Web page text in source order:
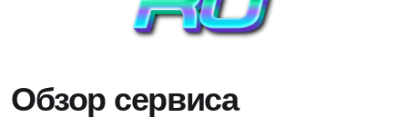
Обзор сервиса